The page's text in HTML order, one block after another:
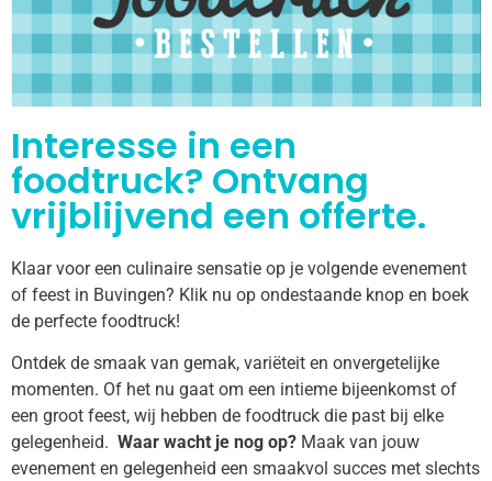
Interesse in een
foodtruck? Ontvang
vrijblijvend een offerte.
Klaar voor een culinaire sensatie op je volgende evenement
of feest in Buvingen? Klik nu op ondestaande knop en boek
de perfecte foodtruck!
Ontdek de smaak van gemak, variëteit en onvergetelijke
momenten. Of het nu gaat om een intieme bijeenkomst of
een groot feest, wij hebben de foodtruck die past bij elke
gelegenheid. Waar wacht je nog op? Maak van jouw
evenement en gelegenheid een smaakvol succes met slechts